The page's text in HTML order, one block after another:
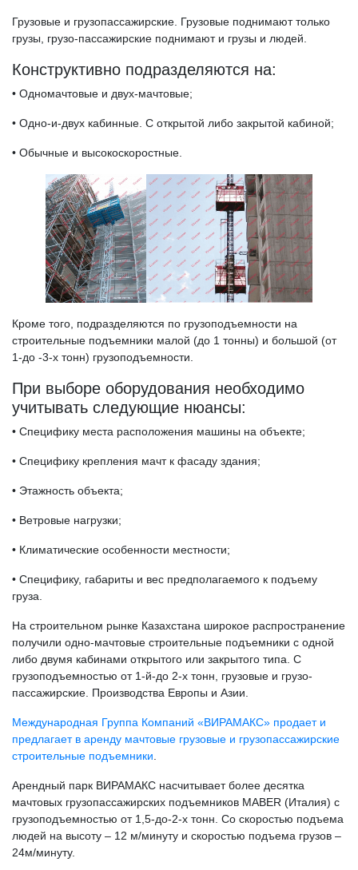
Грузовые и грузопассажирские. Грузовые поднимают только
грузы, грузо-пассажирские поднимают и грузы и людей.
Конструктивно подразделяются на:
• Одномачтовые и двух-мачтовые;
• Одно-и-двух кабинные. С открытой либо закрытой кабиной;
• Обычные и высокоскоростные.
Кроме того, подразделяются по грузоподъемности на
строительные подъемники малой (до 1 тонны) и большой (от
1-до -3-х тонн) грузоподъемности.
При выборе оборудования необходимо
учитывать следующие нюансы:
• Специфику места расположения машины на объекте;
• Специфику крепления мачт к фасаду здания;
• Этажность объекта;
• Ветровые нагрузки;
• Климатические особенности местности;
• Специфику, габариты и вес предполагаемого к подъему
груза.
На строительном рынке Казахстана широкое распространение
получили одно-мачтовые строительные подъемники с одной
либо двумя кабинами открытого или закрытого типа. С
грузоподъемностью от 1-й-до 2-х тонн, грузовые и грузо-
пассажирские. Производства Европы и Азии.
Международная Группа Компаний «ВИРАМАКС» продает и
предлагает в аренду мачтовые грузовые и грузопассажирские
строительные подъемники
Арендный парк ВИРАМАКС насчитывает более десятка
мачтовых грузопассажирских подъемников MABER (Италия) с
грузоподъемностью от 1,5-до-2-х тонн. Со скоростью подъема
людей на высоту – 12 м/минуту и скоростью подъема грузов –
24м/минуту.